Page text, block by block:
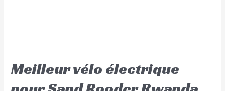
Meilleur vélo électrique